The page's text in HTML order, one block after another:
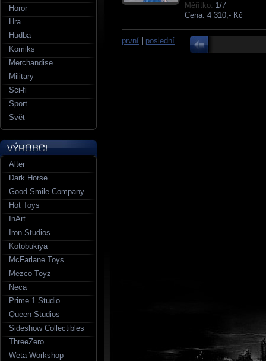
Měřítko: 1/7
Cena: 4 310,- Kč
první poslední
Horor
Hra
Hudba
Komiks
Merchandise
Military
Sci-fi
Sport
Svět
Alter
Dark Horse
Good Smile Company
Hot Toys
InArt
Iron Studios
Kotobukiya
McFarlane Toys
Mezco Toyz
Neca
Prime 1 Studio
Queen Studios
Sideshow Collectibles
ThreeZero
Weta Workshop